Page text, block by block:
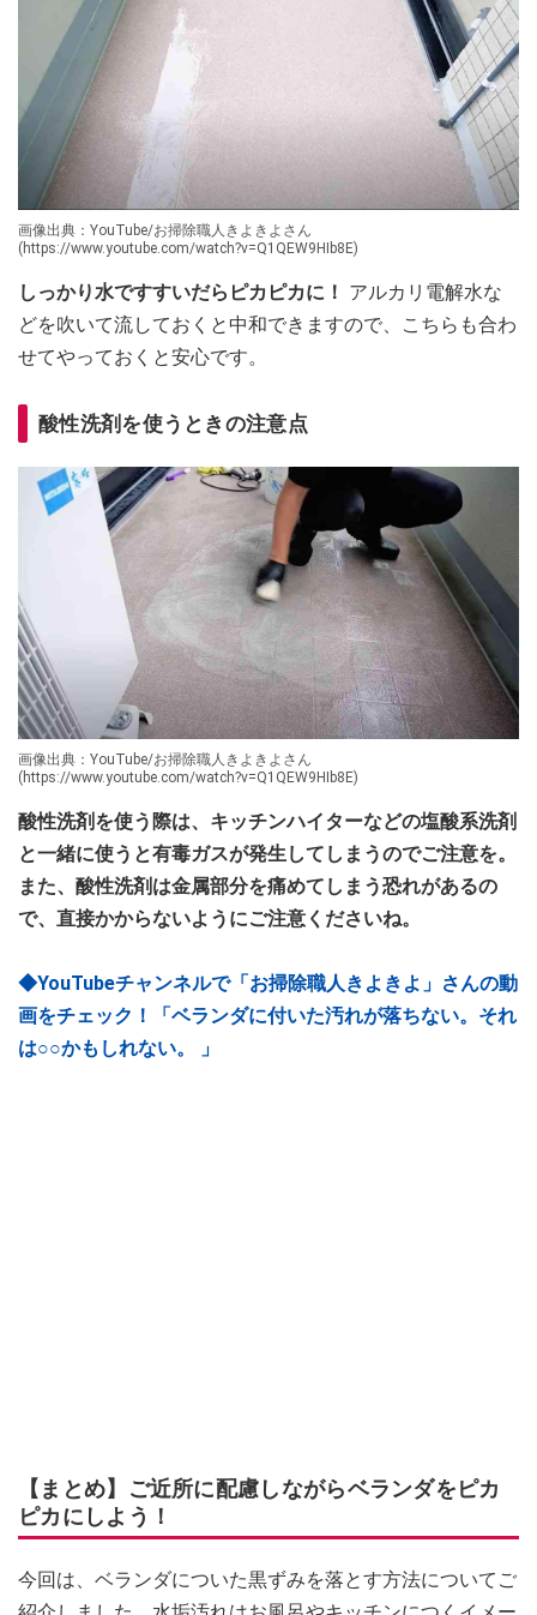
画像出典：YouTube/お掃除職人きよきよさん
(https://www.youtube.com/watch?v=Q1QEW9HIb8E)
しっかり水ですすいだらピカピカに！ アルカリ電解水な
どを吹いて流しておくと中和できますので、こちらも合わ
せてやっておくと安心です。
酸性洗剤を使うときの注意点
画像出典：YouTube/お掃除職人きよきよさん
(https://www.youtube.com/watch?v=Q1QEW9HIb8E)
酸性洗剤を使う際は、キッチンハイターなどの塩酸系洗剤
と一緒に使うと有毒ガスが発生してしまうのでご注意を。
また、酸性洗剤は金属部分を痛めてしまう恐れがあるの
で、直接かからないようにご注意くださいね。
◆YouTubeチャンネルで「お掃除職人きよきよ」さんの動
画をチェック！「ベランダに付いた汚れが落ちない。それ
は○○かもしれない。 」
【まとめ】ご近所に配慮しながらベランダをピカ
ピカにしよう！
今回は、ベランダについた黒ずみを落とす方法についてご